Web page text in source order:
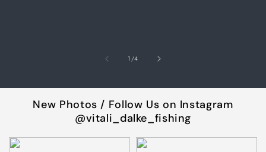
1/из
4
New Photos / Follow Us on Instagram
@vitali_dalke_fishing